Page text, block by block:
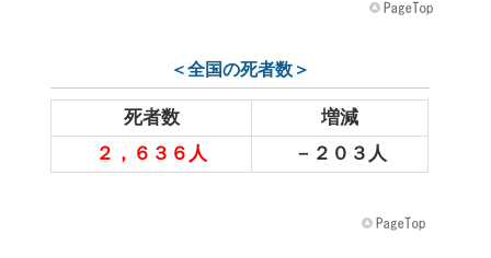
＜全国の死者数＞
死者数
増減
２，６３６人
－２０３人